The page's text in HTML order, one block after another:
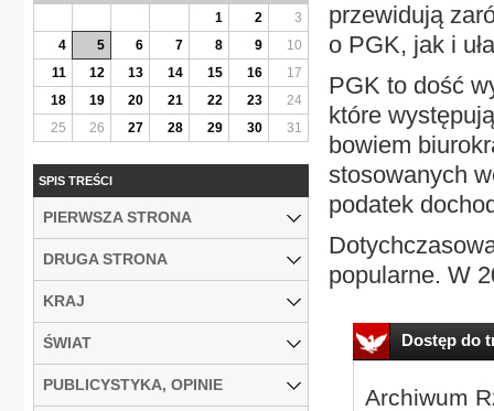
przewidują
o PGK, jak i
PGK to dość
które
bowiem
stosowanych
podatek
popularne. W
Dostęp do
Archiwum
1
2
3
4
5 6 7 8 9
10
11
12 13 14 15 16
17
18
19 20 21 22 23
24
25
26 27 28 29 30 31
SPIS TREŚCI
PIERWSZA STRONA
DRUGA STRONA
KRAJ
ŚWIAT
PUBLICYSTYKA, OPINIE